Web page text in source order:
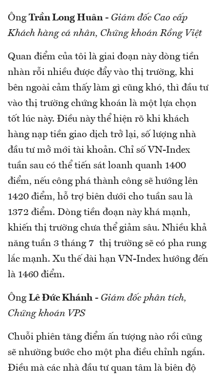
Ông Trần Long Huân- Giám đốc Cao cấp
Khách hàng cá nhân, Chứng khoán Rồng Việt
Quan điểm của tôi là giai đoạn này dòng tiền
nhàn rỗi nhiều được đẩy vào thị trường, khi
bên ngoài cảm thấy làm gì cũng khó, thì đầu tư
vào thị trường chứng khoán là một lựa chọn
tốt lúc này. Điều này thể hiện rõ khi khách
hàng nạp tiền giao dịch trở lại, số lượng nhà
đầu tư mở mới tài khoản. Chỉ số VN-Index
tuần sau có thể tiến sát loanh quanh 1400
điểm, nếu công phá thành công sẽ hướng lên
1420 điểm, hỗ trợ biên dưới cho tuần sau là
1372 điểm. Dòng tiền đoạn này khá mạnh,
khiến thị trường chưa thể giảm sâu. Nhiều khả
năng tuần 3 tháng 7 thị trường sẽ có pha rung
lắc mạnh. Xu thế dài hạn VN-Index hướng đến
là 1460 điểm.
Ông Lê Đức Khánh - Giám đốc phân tích,
Chứng khoán VPS
Chuỗi phiên tăng điểm ấn tượng nào rồi cũng
sẽ nhường bước cho một pha điều chỉnh ngắn.
Điều mà các nhà đầu tư quan tâm là biên độ